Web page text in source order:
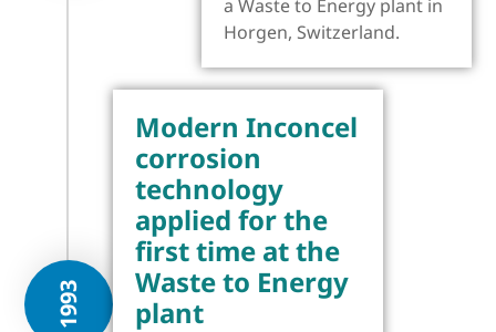
a Waste to Energy plant in
Horgen, Switzerland.
1993
Modern Inconcel
corrosion
technology
applied for the
first time at the
Waste to Energy
plant